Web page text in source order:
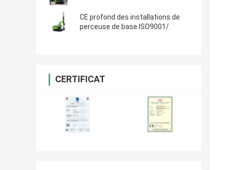
CE profond des installations de
perceuse de base ISO9001/
CERTIFICAT